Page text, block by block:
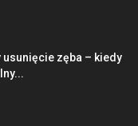
usunięcie zęba – kiedy